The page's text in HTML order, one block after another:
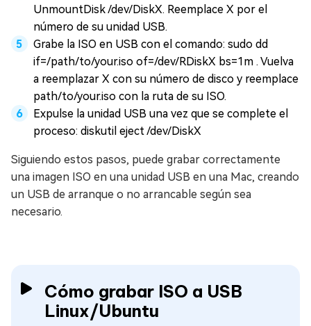
UnmountDisk /dev/DiskX. Reemplace X por el
número de su unidad USB.
Grabe la ISO en USB con el comando: sudo dd
if=/path/to/your.iso of=/dev/RDiskX bs=1m . Vuelva
a reemplazar X con su número de disco y reemplace
path/to/your.iso con la ruta de su ISO.
Expulse la unidad USB una vez que se complete el
proceso: diskutil eject /dev/DiskX
Siguiendo estos pasos, puede grabar correctamente
una imagen ISO en una unidad USB en una Mac, creando
un USB de arranque o no arrancable según sea
necesario.
Cómo grabar ISO a USB
Linux/Ubuntu